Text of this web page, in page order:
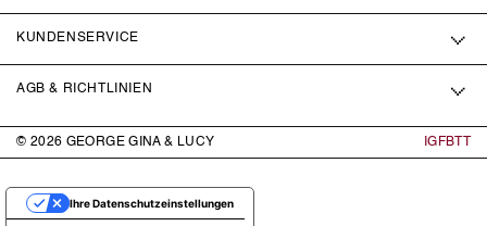
KUNDENSERVICE
AGB & RICHTLINIEN
© 2026 GEORGE GINA & LUCY IG FB
Ihre Datenschutzeinstellungen